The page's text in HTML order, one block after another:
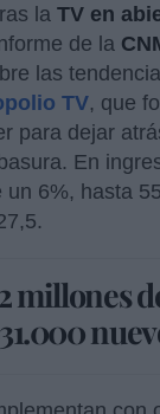
la TV en
de la
las
TV, que
para dejar
En
6%, hasta
millones